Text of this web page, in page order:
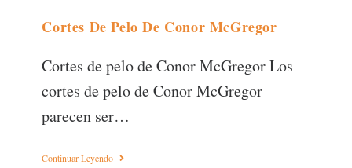
Cortes De Pelo De Conor McGregor
Cortes de pelo de Conor McGregor Los
cortes de pelo de Conor McGregor
parecen ser…
Continuar Leyendo